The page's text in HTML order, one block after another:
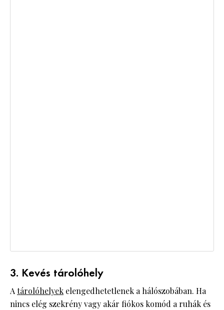
3. Kevés tárolóhely
Atárolóhelyek elengedhetetlenek a hálószobában. Ha
nincs elég szekrény vagy akár fiókos komód a ruhák és